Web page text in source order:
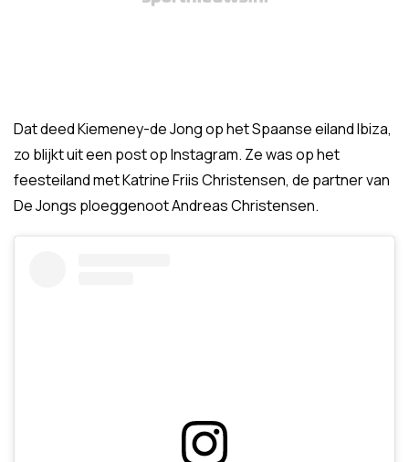
Dat deed Kiemeney-de Jong op het Spaanse eiland Ibiza,
zo blijkt uit een post op Instagram. Ze was op het
feesteiland met Katrine Friis Christensen, de partner van
De Jongs ploeggenoot Andreas Christensen.